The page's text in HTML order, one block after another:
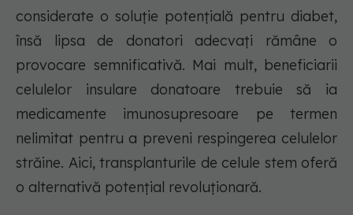
considerate o soluție potențială pentru diabet,
însă lipsa de donatori adecvați rămâne o
provocare semnificativă. Mai mult, beneficiarii
celulelor insulare donatoare trebuie să ia
medicamente imunosupresoare pe termen
nelimitat pentru a preveni respingerea celulelor
străine. Aici, transplanturile de celule stem oferă
o alternativă potențial revoluționară.